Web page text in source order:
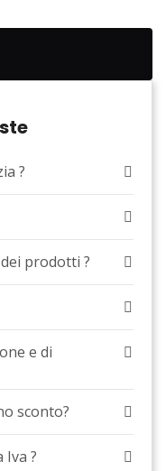
?
prodotti ?
e di
sconto?
Iva ?